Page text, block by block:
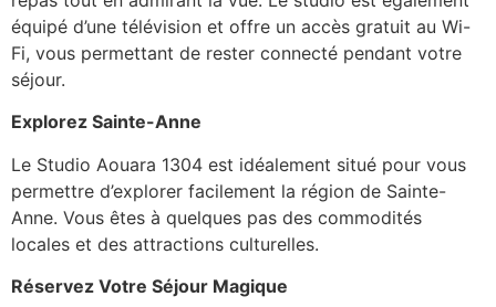
équipé d’une télévision et offre un accès gratuit au Wi-
Fi, vous permettant de rester connecté pendant votre
séjour.
Explorez Sainte-Anne
Le Studio Aouara 1304 est idéalement situé pour vous
permettre d’explorer facilement la région de Sainte-
Anne. Vous êtes à quelques pas des commodités
locales et des attractions culturelles.
Réservez Votre Séjour Magique